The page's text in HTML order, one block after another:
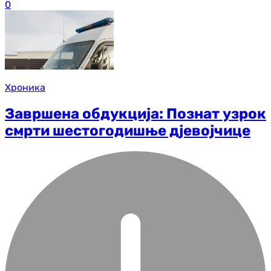
0
Хроника
Завршена обдукција: Познат узрок
смрти шестогодишње дјевојчице